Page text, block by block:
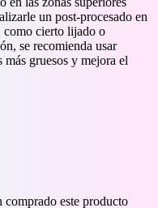
un post-procesado en
como cierto lijado o
se recomienda usar
gruesos y mejora el
comprado este producto